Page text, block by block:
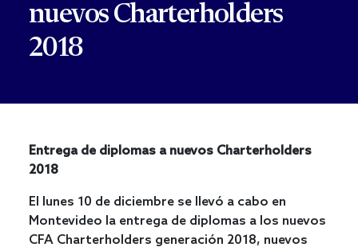
nuevos Charterholders
2018
Entrega de diplomas a nuevos Charterholders
2018
El lunes 10 de diciembre se llevó a cabo en
Montevideo la entrega de diplomas a los nuevos
CFA Charterholders generación 2018, nuevos